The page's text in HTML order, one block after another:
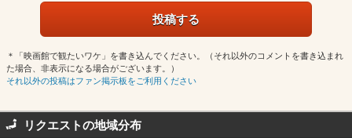
＊「映画館で観たいワケ」を書き込んでください。（それ以外のコメントを書き込まれ
た場合、非表示になる場合がございます。）
それ以外の投稿はファン掲示板をご利用ください
リクエストの地域分布